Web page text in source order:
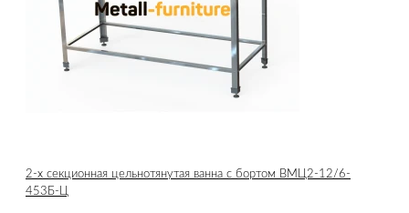
2-х секционная цельнотянутая ванна с бортом ВМЦ2-12/6-
453Б-Ц